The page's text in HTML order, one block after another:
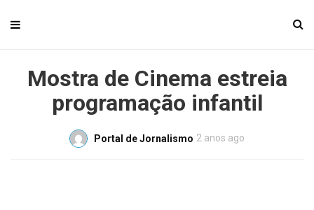
Mostra de Cinema estreia
programação infantil
Portal de Jornalismo 2 anos ago